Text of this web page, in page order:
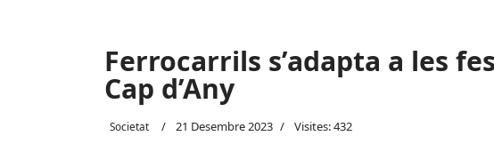
Ferrocarrils s’adapta a les
Cap d’Any
Societat 21 Desembre 2023 Visites: 432